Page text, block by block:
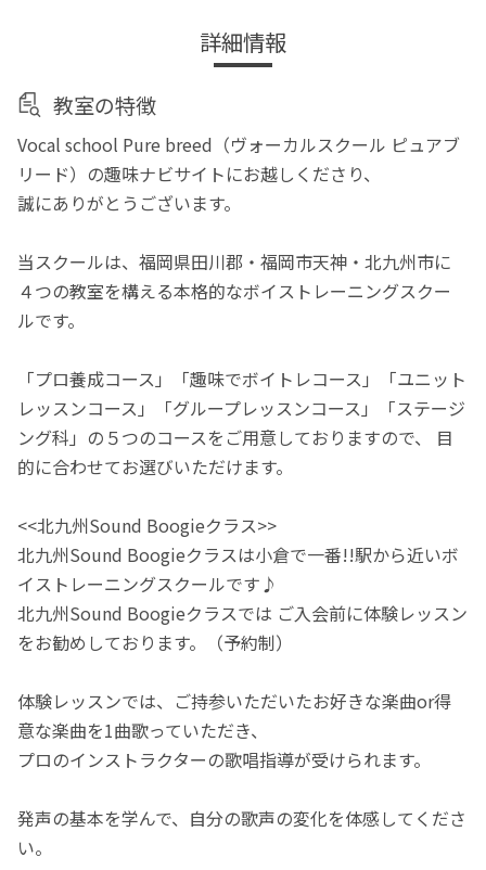
詳細情報
教室の特徴
Vocal school Pure breed（ヴォーカルスクール ピュアブ
リード）の趣味ナビサイトにお越しくださり、
誠にありがとうございます。
当スクールは、福岡県田川郡・福岡市天神・北九州市に
４つの教室を構える本格的なボイストレーニングスクー
ルです。
「プロ養成コース」「趣味でボイトレコース」「ユニット
レッスンコース」「グループレッスンコース」「ステージ
ング科」の５つのコースをご用意しておりますので、 目
的に合わせてお選びいただけます。
<<北九州Sound Boogieクラス>>
北九州Sound Boogieクラスは小倉で一番!!駅から近いボ
イストレーニングスクールです♪
北九州Sound Boogieクラスでは ご入会前に体験レッスン
をお勧めしております。（予約制）
体験レッスンでは、ご持参いただいたお好きな楽曲or得
意な楽曲を1曲歌っていただき、
プロのインストラクターの歌唱指導が受けられます。
発声の基本を学んで、自分の歌声の変化を体感してくださ
い。